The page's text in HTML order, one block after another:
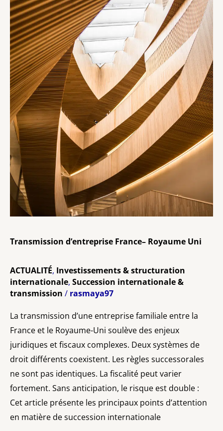
Transmission d’entreprise France– Royaume Uni
ACTUALITÉ, Investissements & structuration
internationale, Succession internationale &
transmission / rasmaya97
La transmission d’une entreprise familiale entre la
France et le Royaume-Uni soulève des enjeux
juridiques et fiscaux complexes. Deux systèmes de
droit différents coexistent. Les règles successorales
ne sont pas identiques. La fiscalité peut varier
fortement. Sans anticipation, le risque est double :
Cet article présente les principaux points d’attention
en matière de succession internationale